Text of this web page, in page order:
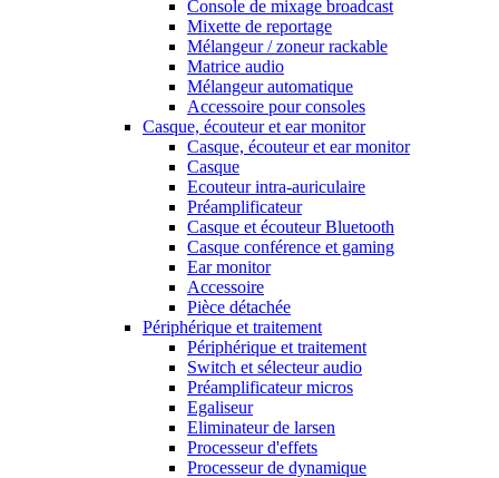
Console de mixage broadcast
Mixette de reportage
Mélangeur / zoneur rackable
Matrice audio
Mélangeur automatique
Accessoire pour consoles
Casque, écouteur et ear monitor
Casque, écouteur et ear monitor
Casque
Ecouteur intra-auriculaire
Préamplificateur
Casque et écouteur Bluetooth
Casque conférence et gaming
Ear monitor
Accessoire
Pièce détachée
Périphérique et traitement
Périphérique et traitement
Switch et sélecteur audio
Préamplificateur micros
Egaliseur
Eliminateur de larsen
Processeur d'effets
Processeur de dynamique